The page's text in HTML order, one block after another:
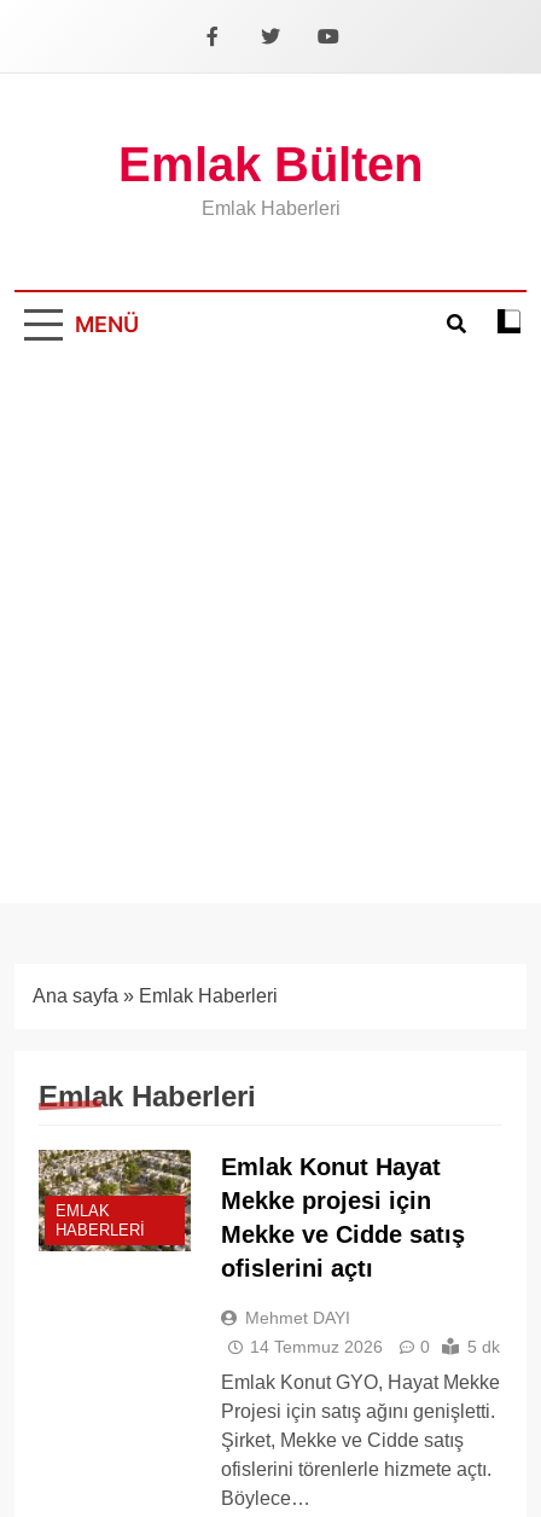
Facebook
X YouTube
Emlak Bülten
Emlak Haberleri
MENÜ
Koyu
Ana sayfa » Emlak Haberleri
Emlak Haberleri
EMLAK
HABERLERI
Emlak Konut Hayat
Mekke projesi için
Mekke ve Cidde satış
ofislerini açtı
Mehmet DAYI
14 Temmuz 2026
0 5 dk
Emlak Konut GYO, Hayat Mekke
Projesi için satış ağını genişletti.
Şirket, Mekke ve Cidde satış
ofislerini törenlerle hizmete açtı.
Böylece…